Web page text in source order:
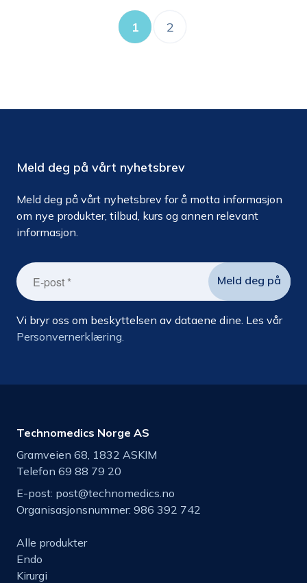
1 2
Meld deg på vårt nyhetsbrev
Meld deg på vårt nyhetsbrev for å motta informasjon
om nye produkter, tilbud, kurs og annen relevant
informasjon.
Vi bryr oss om beskyttelsen av dataene dine. Les vår
Personvernerklæring.
Technomedics Norge AS
Gramveien 68, 1832 ASKIM
Telefon 69 88 79 20
E-post: post@technomedics.no
Organisasjonsnummer: 986 392 742
Alle produkter
Endo
Kirurgi